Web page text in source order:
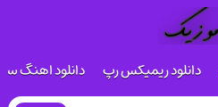
دانلود ریمیکس رپ دانلود اهنگ